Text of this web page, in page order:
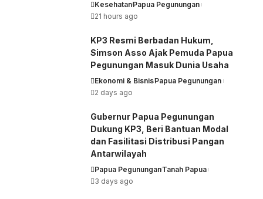
KesehatanPapua Pegunungan
21 hours ago
KP3 Resmi Berbadan Hukum,
Simson Asso Ajak Pemuda Papua
Pegunungan Masuk Dunia Usaha
Ekonomi & BisnisPapua Pegunungan
2 days ago
Gubernur Papua Pegunungan
Dukung KP3, Beri Bantuan Modal
dan Fasilitasi Distribusi Pangan
Antarwilayah
Papua PegununganTanah Papua
3 days ago